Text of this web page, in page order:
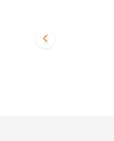
1.700,00